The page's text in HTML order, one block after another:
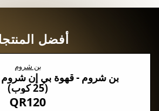
أفضل
بن شروم
بن شروم - قهوة بي إن شروم
(25 كوب)
QR120